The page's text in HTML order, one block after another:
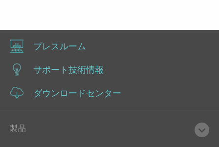
プレスルーム
サポート技術情報
ダウンロードセンター
製品